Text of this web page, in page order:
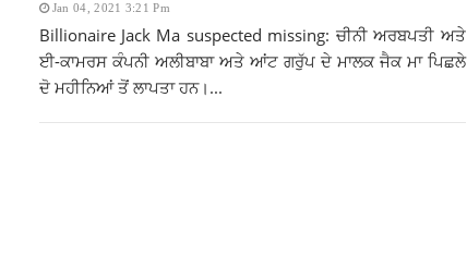
Jan 04, 2021 3:21 Pm
Billionaire Jack Ma suspected missing: ਚੀਨੀ ਅਰਬਪਤੀ ਅਤੇ
ਈ-ਕਾਮਰਸ ਕੰਪਨੀ ਅਲੀਬਾਬਾ ਅਤੇ ਆਂਟ ਗਰੁੱਪ ਦੇ ਮਾਲਕ ਜੈਕ ਮਾ ਪਿਛਲੇ
ਦੋ ਮਹੀਨਿਆਂ ਤੋਂ ਲਾਪਤਾ ਹਨ।...